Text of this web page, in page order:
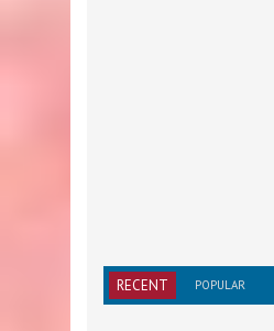
RECENT POPULAR